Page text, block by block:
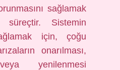
sağlamak
Sistemin
için, çoğu
onarılması,
yenilenmesi